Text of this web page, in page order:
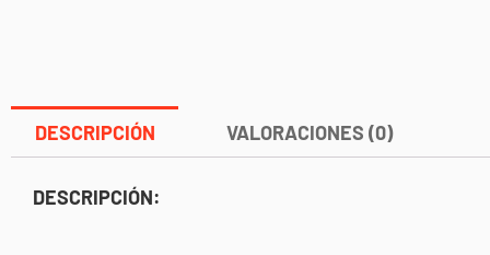
DESCRIPCIÓN VALORACIONES (0)
DESCRIPCIÓN: